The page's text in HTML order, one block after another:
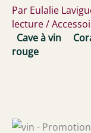
Par Eulalie
lecture/
Cave à vin
rouge